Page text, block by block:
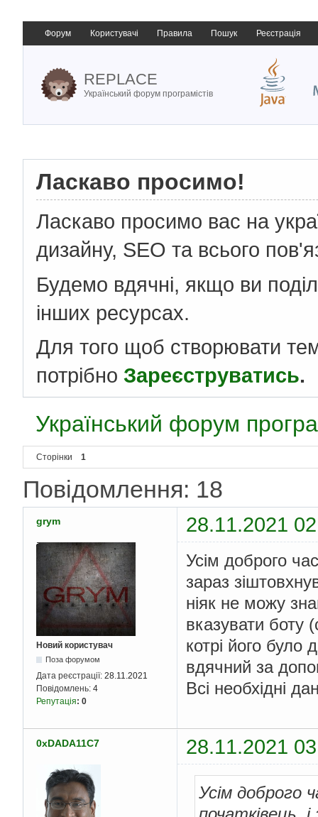
Форум Користувачі Правила Пошук Реєстрація
REPLACE
Український форум програмістів
Ласкаво просимо!
Ласкаво просимо вас на
дизайну, SEO та всього
Будемо вдячні, якщо ви
інших ресурсах.
Для того щоб створювати
потрібно Зареєструватись.
Український форум
Сторінки 1
Повідомлення: 18
grym 28.11.2021
Новий користувач
Поза форумом
Дата реєстрації: 28.11.2021
Повідомлень: 4
Репутація: 0
Усім доброго
зараз
ніяк не можу
вказувати боту
котрі його було
вдячний за
Всі необхідні
0xDADA11C7 28.11.2021
Усім доброго